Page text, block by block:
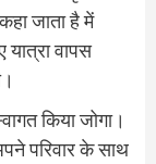
जाता है में
यात्रा वापस
किया जोगा।
परिवार के साथ